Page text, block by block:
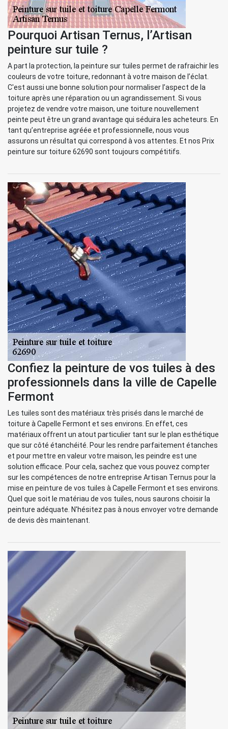
Pourquoi Artisan Ternus, l’Artisan
peinture sur tuile ?
A part la protection, la peinture sur tuiles permet de rafraichir les
couleurs de votre toiture, redonnant à votre maison de l’éclat.
C'est aussi une bonne solution pour normaliser l’aspect de la
toiture après une réparation ou un agrandissement. Si vous
projetez de vendre votre maison, une toiture nouvellement
peinte peut être un grand avantage qui séduira les acheteurs. En
tant qu’entreprise agréée et professionnelle, nous vous
assurons un résultat qui correspond à vos attentes. Et nos Prix
peinture sur toiture 62690 sont toujours compétitifs.
Confiez la peinture de vos tuiles à des
professionnels dans la ville de Capelle
Fermont
Les tuiles sont des matériaux très prisés dans le marché de
toiture à Capelle Fermont et ses environs. En effet, ces
matériaux offrent un atout particulier tant sur le plan esthétique
que sur côté étanchéité. Pour les rendre parfaitement étanches
et pour mettre en valeur votre maison, les peindre est une
solution efficace. Pour cela, sachez que vous pouvez compter
sur les compétences de notre entreprise Artisan Ternus pour la
mise en peinture de vos tuiles à Capelle Fermont et ses environs.
Quel que soit le matériau de vos tuiles, nous saurons choisir la
peinture adéquate. N'hésitez pas à nous envoyer votre demande
de devis dès maintenant.